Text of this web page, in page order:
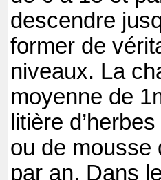
descendre
former de
niveaux. La
moyenne de
litière
ou de mousse
par an. Dans